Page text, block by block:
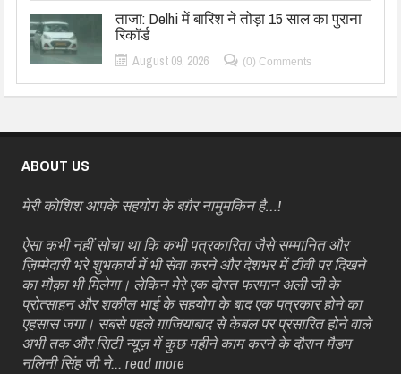
ताजा: Delhi में बारिश ने तोड़ा 15 साल का पुराना
रिकॉर्ड
August 09, 2026 (0) Comments
ABOUT US
मेरी कोशिश आपके सहयोग के बग़ैर नामुमकिन है…!
ऐसा कभी नहीं सोचा था कि कभी पत्रकारिता जैसे सम्मानित और
ज़िम्मेदारी भरे शुभकार्य में भी सेवा करने और देशभर में टीवी पर दिखने
का मौक़ा भी मिलेगा। लेकिन मेरे एक दोस्त फरमान अली जी के
प्रोत्साहन और शकील भाई के सहयोग के बाद एक पत्रकार होने का
एहसास जगा। सबसे पहले ग़ाजियाबाद से केबल पर प्रसारित होने वाले
अभी तक और सिटी न्यूज़ में कुछ महीने काम करने के दौरान मैडम
नलिनी सिंह जी ने...read more